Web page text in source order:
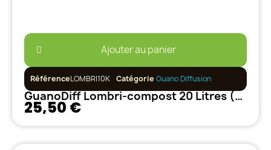
Ajouter au panier
RéférenceLOMBRI10K Catégorie Guano Diffusion
GuanoDiff Lombri-compost 20 Litres (10kg)
25,50 €